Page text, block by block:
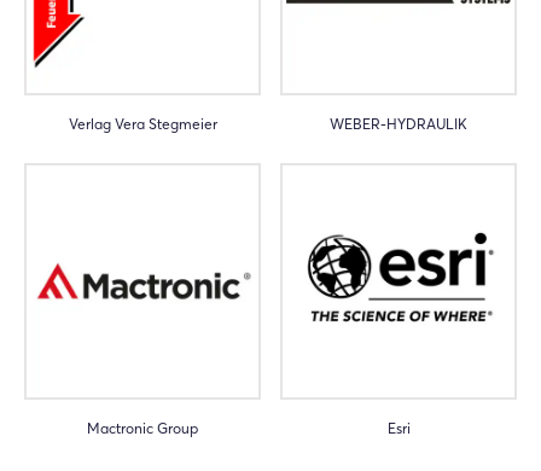
Verlag Vera Stegmeier WEBER-HYDRAULIK
Mactronic Group Esri